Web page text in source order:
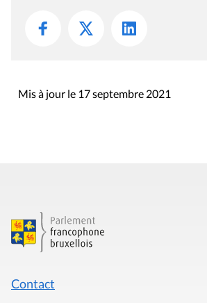
Mis à jour le 17 septembre 2021
Contact